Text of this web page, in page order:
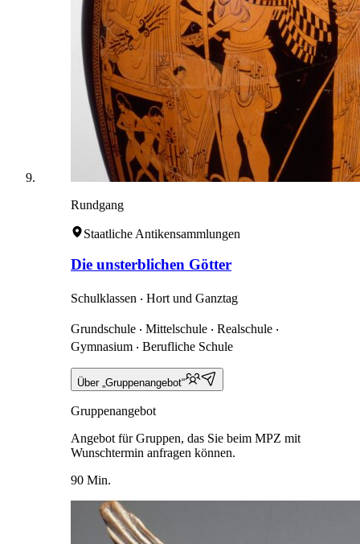
Rundgang
Staatliche Antikensammlungen
Die unsterblichen Götter
Schulklassen ‧ Hort und Ganztag
Grundschule ‧ Mittelschule ‧ Realschule ‧
Gymnasium ‧ Berufliche Schule
Über „Gruppenangebot“
Gruppenangebot
Angebot für Gruppen, das Sie beim MPZ mit
Wunschtermin anfragen können.
90 Min.